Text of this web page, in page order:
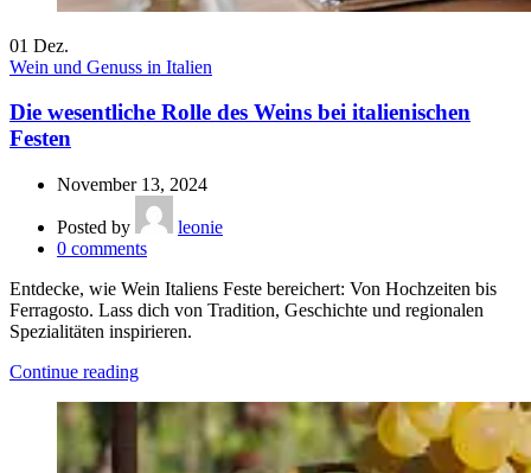
01 Dez.
Wein und Genuss in Italien
Die wesentliche Rolle des Weins bei italienischen
Festen
November 13, 2024
Posted by
leonie
0 comments
Entdecke, wie Wein Italiens Feste bereichert: Von Hochzeiten bis
Ferragosto. Lass dich von Tradition, Geschichte und regionalen
Spezialitäten inspirieren.
Continue reading